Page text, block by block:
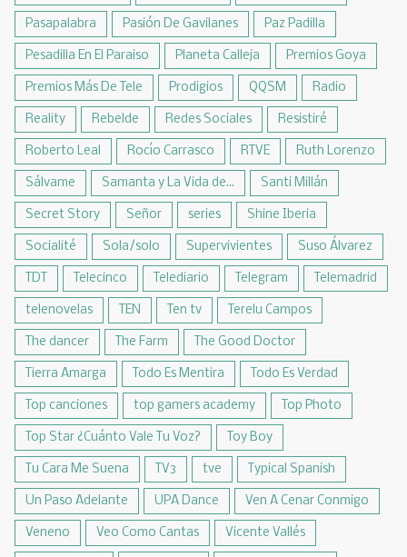
Pasapalabra Pasión De Gavilanes Paz Padilla
Pesadilla En El Paraiso Planeta Calleja Premios Goya
Premios Más De Tele Prodigios QQSM Radio
Reality Rebelde Redes Sociales Resistiré
Roberto Leal Rocío Carrasco RTVE Ruth Lorenzo
Sálvame Samanta y La Vida de... Santi Millán
Secret Story Señor series Shine Iberia
Socialité Sola/solo Supervivientes Suso Álvarez
TDT Telecinco Telediario Telegram Telemadrid
telenovelas TEN Ten tv Terelu Campos
The dancer The Farm The Good Doctor
Tierra Amarga Todo Es Mentira Todo Es Verdad
Top canciones top gamers academy Top Photo
Top Star ¿Cuánto Vale Tu Voz? Toy Boy
Tu Cara Me Suena TV3 tve Typical Spanish
Un Paso Adelante UPA Dance Ven A Cenar Conmigo
Veneno Veo Como Cantas Vicente Vallés